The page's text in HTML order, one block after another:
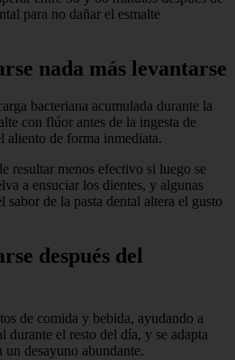
para no dañar el esmalte
nada más levantarse
bacteriana acumulada durante la
con flúor antes de la ingesta de
aliento de forma inmediata.
resultar menos efectivo si luego se
a ensuciar los dientes, y algunas
sabor de la pasta dental altera el gusto
después del
de comida y bebida, ayudando a
durante el resto del día, y se adapta
un desayuno abundante.